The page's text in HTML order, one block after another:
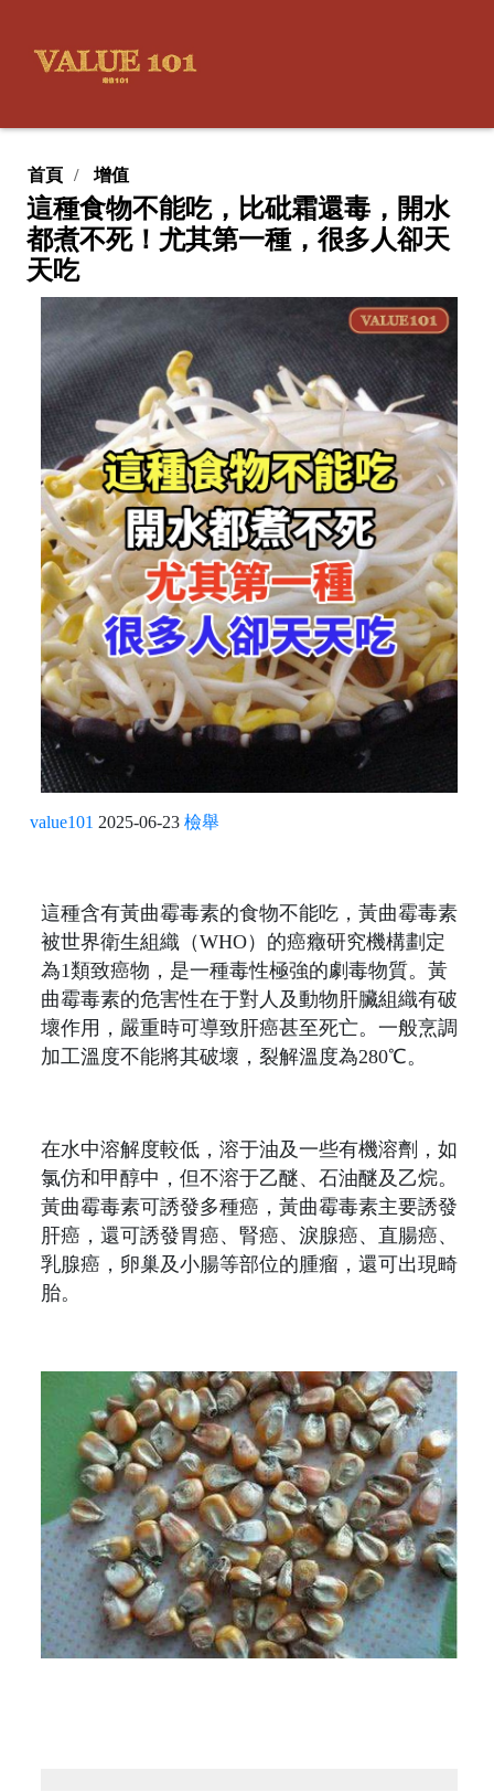
首頁 增值
這種食物不能吃，比砒霜還毒，開水
都煮不死！尤其第一種，很多人卻天
天吃
value101 2025-06-23 檢舉
這種含有黃曲霉毒素的食物不能吃，黃曲霉毒素
被世界衛生組織（WHO）的癌癥研究機構劃定
為1類致癌物，是一種毒性極強的劇毒物質。黃
曲霉毒素的危害性在于對人及動物肝臟組織有破
壞作用，嚴重時可導致肝癌甚至死亡。一般烹調
加工溫度不能將其破壞，裂解溫度為280℃。
在水中溶解度較低，溶于油及一些有機溶劑，如
氯仿和甲醇中，但不溶于乙醚、石油醚及乙烷。
黃曲霉毒素可誘發多種癌，黃曲霉毒素主要誘發
肝癌，還可誘發胃癌、腎癌、淚腺癌、直腸癌、
乳腺癌，卵巢及小腸等部位的腫瘤，還可出現畸
胎。